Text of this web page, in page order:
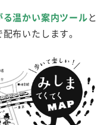
る温かい案内ツールと
布いたします。